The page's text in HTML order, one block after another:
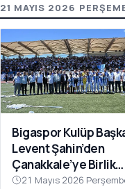
21 MAYIS 2026
Bigaspor Kulüp
Levent Şahin’den
Çanakkale’ye Birlik
Çağrısı
21 Mayıs 2026